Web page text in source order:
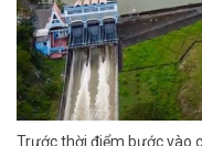
Trước thời điểm bước vào